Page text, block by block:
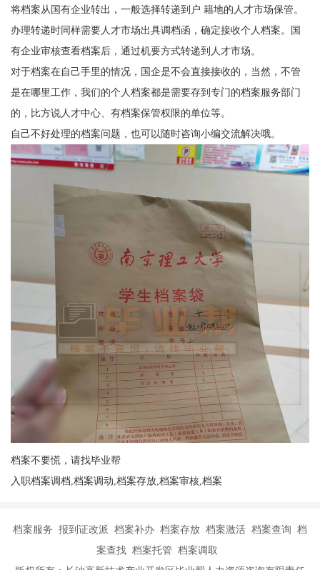
将档案从 国有企业转出，一般选择转递到户 籍地的人才市场保管。
办理转递时同样需要人才市场出具调档函，确定接收个人档案。
国
有企业审核查看档案后，通过机要方式转递到人才市场。
对于档案在自己手里的情况，国企是不会直接接收的，当然，不管
是在哪里工作，我们的个人档案都是需要存到专门的档案服务部门
的，比方说人才中心、有档案保管权限的单位等。
自己不好处理的档案问题，也可以随时咨询小编交流解决哦。
档案不要慌，请找毕业帮
入职档案调档,档案调动,档案存放,档案审核,档案
档案服务 报到证改派 档案补办 档案存放 档案激活 档案查询 档
案查找 档案托管 档案调取